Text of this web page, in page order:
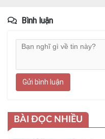
Bình luận
Gửi bình luận
BÀI ĐỌC NHIỀU